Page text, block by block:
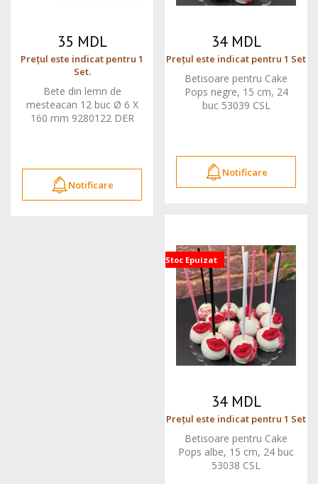
35 MDL
Prețul este indicat pentru 1
Set.
Bete din lemn de
mesteacan 12 buc Ø 6 X
160 mm 9280122 DER
Notificare
34 MDL
Prețul este indicat pentru 1 Set
Betisoare pentru Cake
Pops negre, 15 cm, 24
buc 53039 CSL
Notificare
Stoc Epuizat
34 MDL
Prețul este indicat pentru 1 Set
Betisoare pentru Cake
Pops albe, 15 cm, 24 buc
53038 CSL